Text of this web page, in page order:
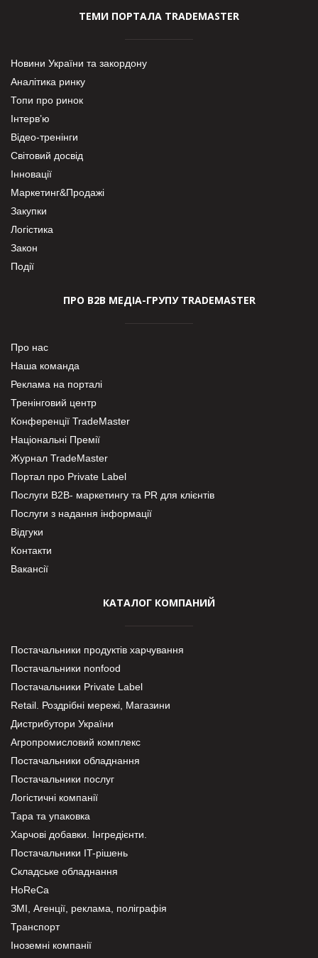
ТЕМИ ПОРТАЛА TRADEMASTER
Новини України та закордону
Аналітика ринку
Топи про ринок
Інтерв’ю
Відео-тренінги
Світовий досвід
Інновації
Маркетинг&Продажі
Закупки
Логістика
Закон
Події
ПРО В2В МЕДІА-ГРУПУ TRADEMASTER
Про нас
Наша команда
Реклама на порталі
Тренінговий центр
Конференції TradeMaster
Національні Премії
Журнал TradeMaster
Портал про Private Label
Послуги В2В- маркетингу та PR для клієнтів
Послуги з надання інформації
Відгуки
Контакти
Вакансії
КАТАЛОГ КОМПАНИЙ
Постачальники продуктів харчування
Постачальники nonfood
Постачальники Private Label
Retail. Роздрібні мережі, Магазини
Дистрибутори України
Агропромисловий комплекс
Постачальники обладнання
Постачальники послуг
Логістичні компанії
Тара та упаковка
Харчові добавки. Інгредієнти.
Постачальники IT-рішень
Складське обладнання
HoReCa
ЗМІ, Агенції, реклама, поліграфія
Транспорт
Іноземні компанії